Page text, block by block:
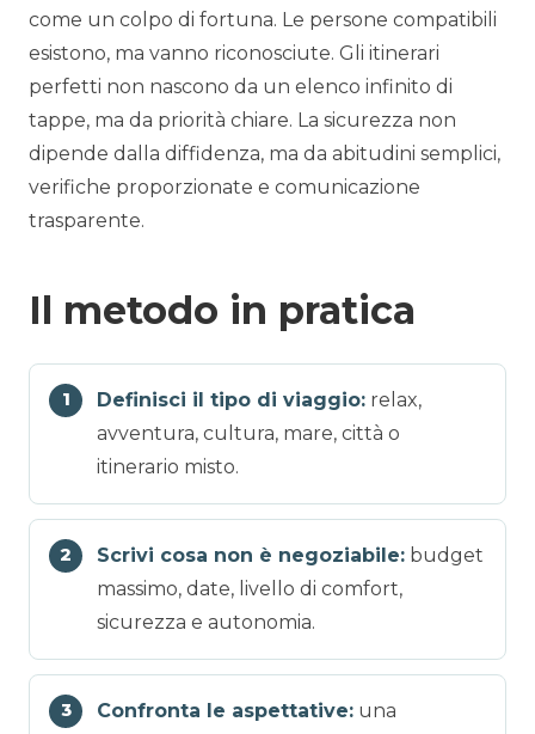
come un colpo di fortuna. Le persone compatibili
esistono, ma vanno riconosciute. Gli itinerari
perfetti non nascono da un elenco infinito di
tappe, ma da priorità chiare. La sicurezza non
dipende dalla diffidenza, ma da abitudini semplici,
verifiche proporzionate e comunicazione
trasparente.
Il metodo in pratica
Definisci il tipo di viaggio: relax,
avventura, cultura, mare, città o
itinerario misto.
Scrivi cosa non è negoziabile: budget
massimo, date, livello di comfort,
sicurezza e autonomia.
Confronta le aspettative: una